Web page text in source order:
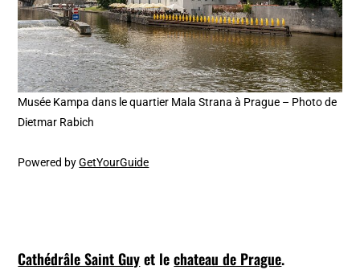
Musée Kampa dans le quartier Mala Strana à Prague – Photo de
Dietmar Rabich
Powered byGetYourGuide
Cathédrâle Saint Guyet lechateau de Prague.